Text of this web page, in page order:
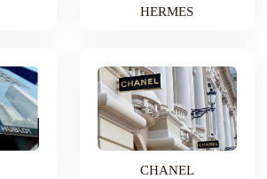
HERMES
CHANEL